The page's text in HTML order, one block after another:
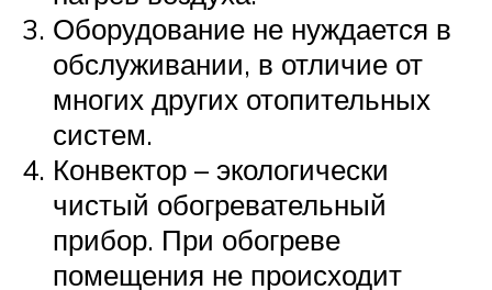
Оборудование не нуждается в
обслуживании, в отличие от
многих других отопительных
систем.
Конвектор – экологически
чистый обогревательный
прибор. При обогреве
помещения не происходит